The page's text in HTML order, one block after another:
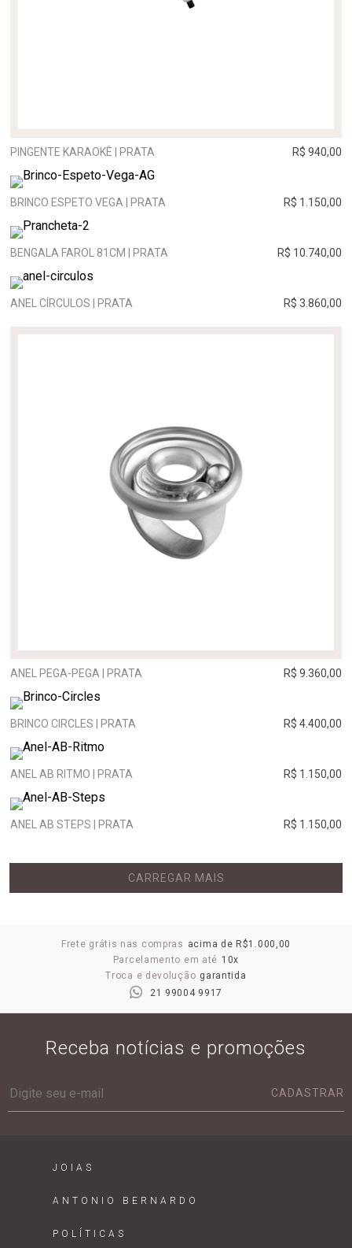
PINGENTE KARAOKÊ | PRATA R$ 940,00
BRINCO ESPETO VEGA | PRATA R$ 1.150,00
BENGALA FAROL 81CM | PRATA R$ 10.740,00
ANEL CÍRCULOS | PRATA R$ 3.860,00
ANEL PEGA-PEGA | PRATA R$ 9.360,00
BRINCO CIRCLES | PRATA R$ 4.400,00
ANEL AB RITMO | PRATA R$ 1.150,00
ANEL AB STEPS | PRATA R$ 1.150,00
CARREGAR MAIS
Frete grátis nas compras acima de R$1.000,00
Parcelamento em até 10x
Troca e devolução garantida
21 99004 9917
Receba notícias e promoções
CADASTRAR
JOIAS
ANTONIO BERNARDO
POLÍTICAS